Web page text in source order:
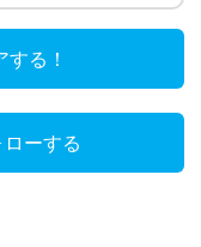
る！
ーする